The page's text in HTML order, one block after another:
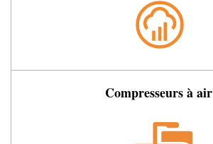
Compresseurs à air